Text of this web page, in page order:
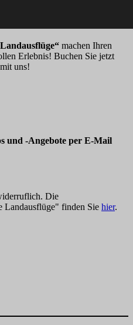
machen Ihren
Erlebnis! Buchen Sie jetzt
mit uns!
und -Angebote per E-Mail
Die
Landausflüge" finden Sie hier.